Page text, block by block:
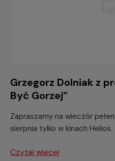
Grzegorz Dolniak z
Być Gorzej”
Zapraszamy na wieczór
sierpnia tylko w kinach Helios.
Czytaj więcej